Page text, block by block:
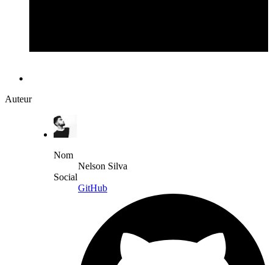
Auteur
Nom
Nelson Silva
Social
GitHub